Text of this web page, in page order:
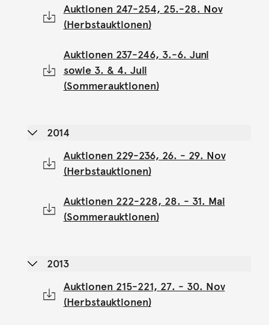
Auktionen 247-254, 25.-28. Nov
(Herbstauktionen)
Auktionen 237-246, 3.-6. Juni
sowie 3. & 4. Juli
(Sommerauktionen)
2014
Auktionen 229-236, 26. - 29. Nov
(Herbstauktionen)
Auktionen 222-228, 28. - 31. Mai
(Sommerauktionen)
2013
Auktionen 215-221, 27. - 30. Nov
(Herbstauktionen)